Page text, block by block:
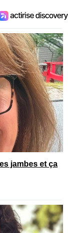
jambes et ça